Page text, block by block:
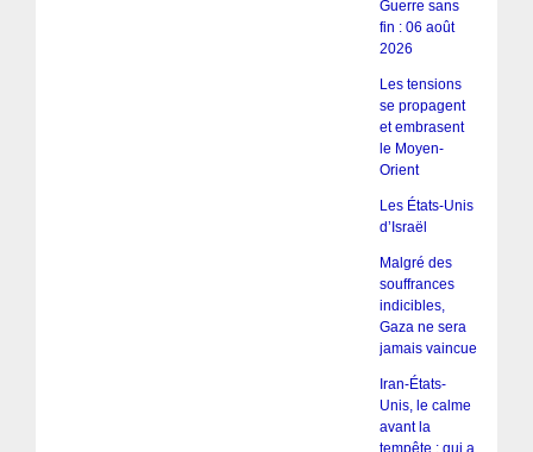
Guerre sans
fin : 06 août
2026
Les tensions
se propagent
et embrasent
le Moyen-
Orient
Les États-Unis
d’Israël
Malgré des
souffrances
indicibles,
Gaza ne sera
jamais vaincue
Iran-États-
Unis, le calme
avant la
tempête : qui a